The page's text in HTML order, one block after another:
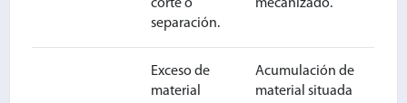
corte o
separación.
mecanizado.
Exceso de
material
Acumulación de
material situada